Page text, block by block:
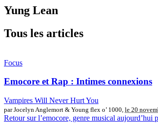
Yung Lean
Tous les articles
Focus
Emocore et Rap : Intimes connexions
Vampires Will Never Hurt You
par Jocelyn Anglemort & Young flex o’ 1000, le 20
Retour sur l’emocore, genre musical